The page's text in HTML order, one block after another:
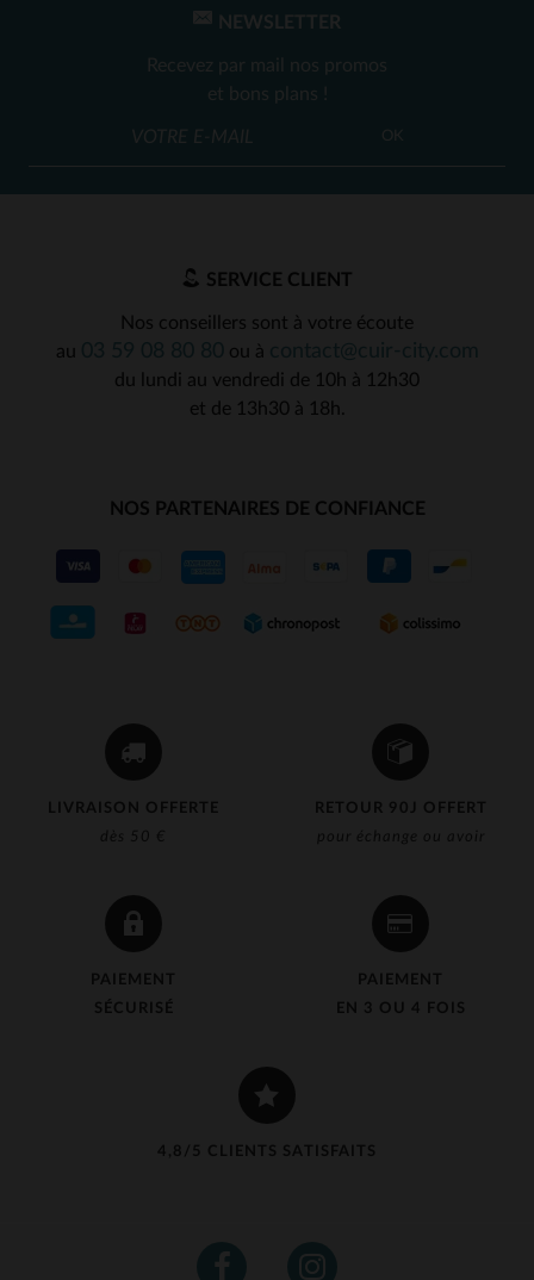
TU TU
LIVRAISON OFFERTE
dès 50 €
RETOUR 90J OFFERT
pour échange ou avoir
PAIEMENT
SÉCURISÉ
PAIEMENT
EN 3 OU 4 FOIS
4,8/5 CLIENTS SATISFAITS
NEWSLETTER
Recevez par mail nos promos
et bons plans !
OK
SERVICE CLIENT
Nos conseillers sont à votre écoute
au
ou à
du lundi au vendredi de 10h à 12h30
et de 13h30 à 18h.
NOS PARTENAIRES DE CONFIANCE